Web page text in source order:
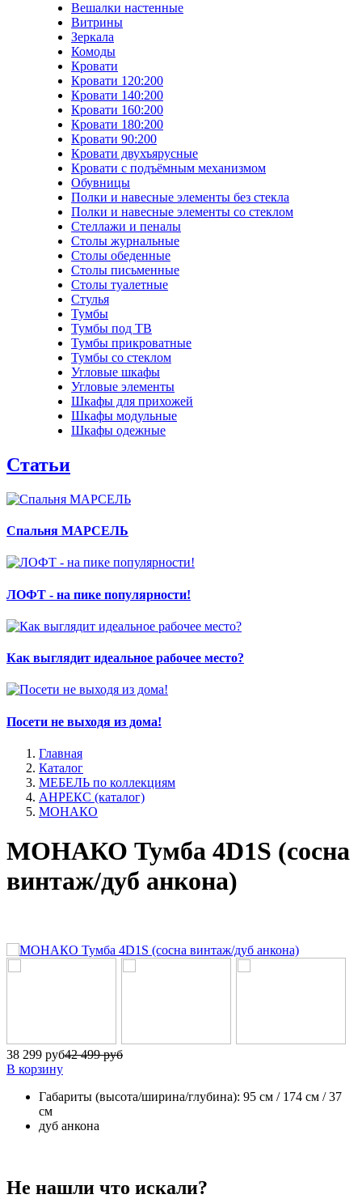
Вешалки настенные
Витрины
Зеркала
Комоды
Кровати
Кровати 120:200
Кровати 140:200
Кровати 160:200
Кровати 180:200
Кровати 90:200
Кровати двухъярусные
Кровати с подъёмным механизмом
Обувницы
Полки и навесные элементы без стекла
Полки и навесные элементы со стеклом
Стеллажи и пеналы
Столы журнальные
Столы обеденные
Столы письменные
Столы туалетные
Стулья
Тумбы
Тумбы под ТВ
Тумбы прикроватные
Тумбы со стеклом
Угловые шкафы
Угловые элементы
Шкафы для прихожей
Шкафы модульные
Шкафы одежные
Статьи
Спальня МАРСЕЛЬ
ЛОФТ - на пике популярности!
Как выглядит идеальное рабочее место?
Посети не выходя из дома!
Главная
Каталог
МЕБЕЛЬ по коллекциям
АНРЕКС (каталог)
МОНАКО
МОНАКО Тумба 4D1S (сосна
винтаж/дуб анкона)
38 299 руб42 499 руб
В корзину
Габариты (высота/ширина/глубина): 95 см / 174 см / 37
см
дуб анкона
Не нашли что искали?